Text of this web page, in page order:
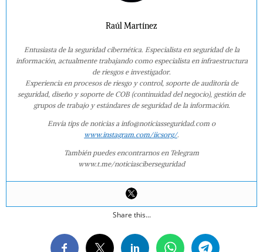
Raúl Martínez
Entusiasta de la seguridad cibernética. Especialista en seguridad de la
información, actualmente trabajando como especialista en infraestructura
de riesgos e investigador.
Experiencia en procesos de riesgo y control, soporte de auditoría de
seguridad, diseño y soporte de COB (continuidad del negocio), gestión de
grupos de trabajo y estándares de seguridad de la información.
Envía tips de noticias a info@noticiasseguridad.com o
www.instagram.com/iicsorg/.
También puedes encontrarnos en Telegram
www.t.me/noticiasciberseguridad
Share this...